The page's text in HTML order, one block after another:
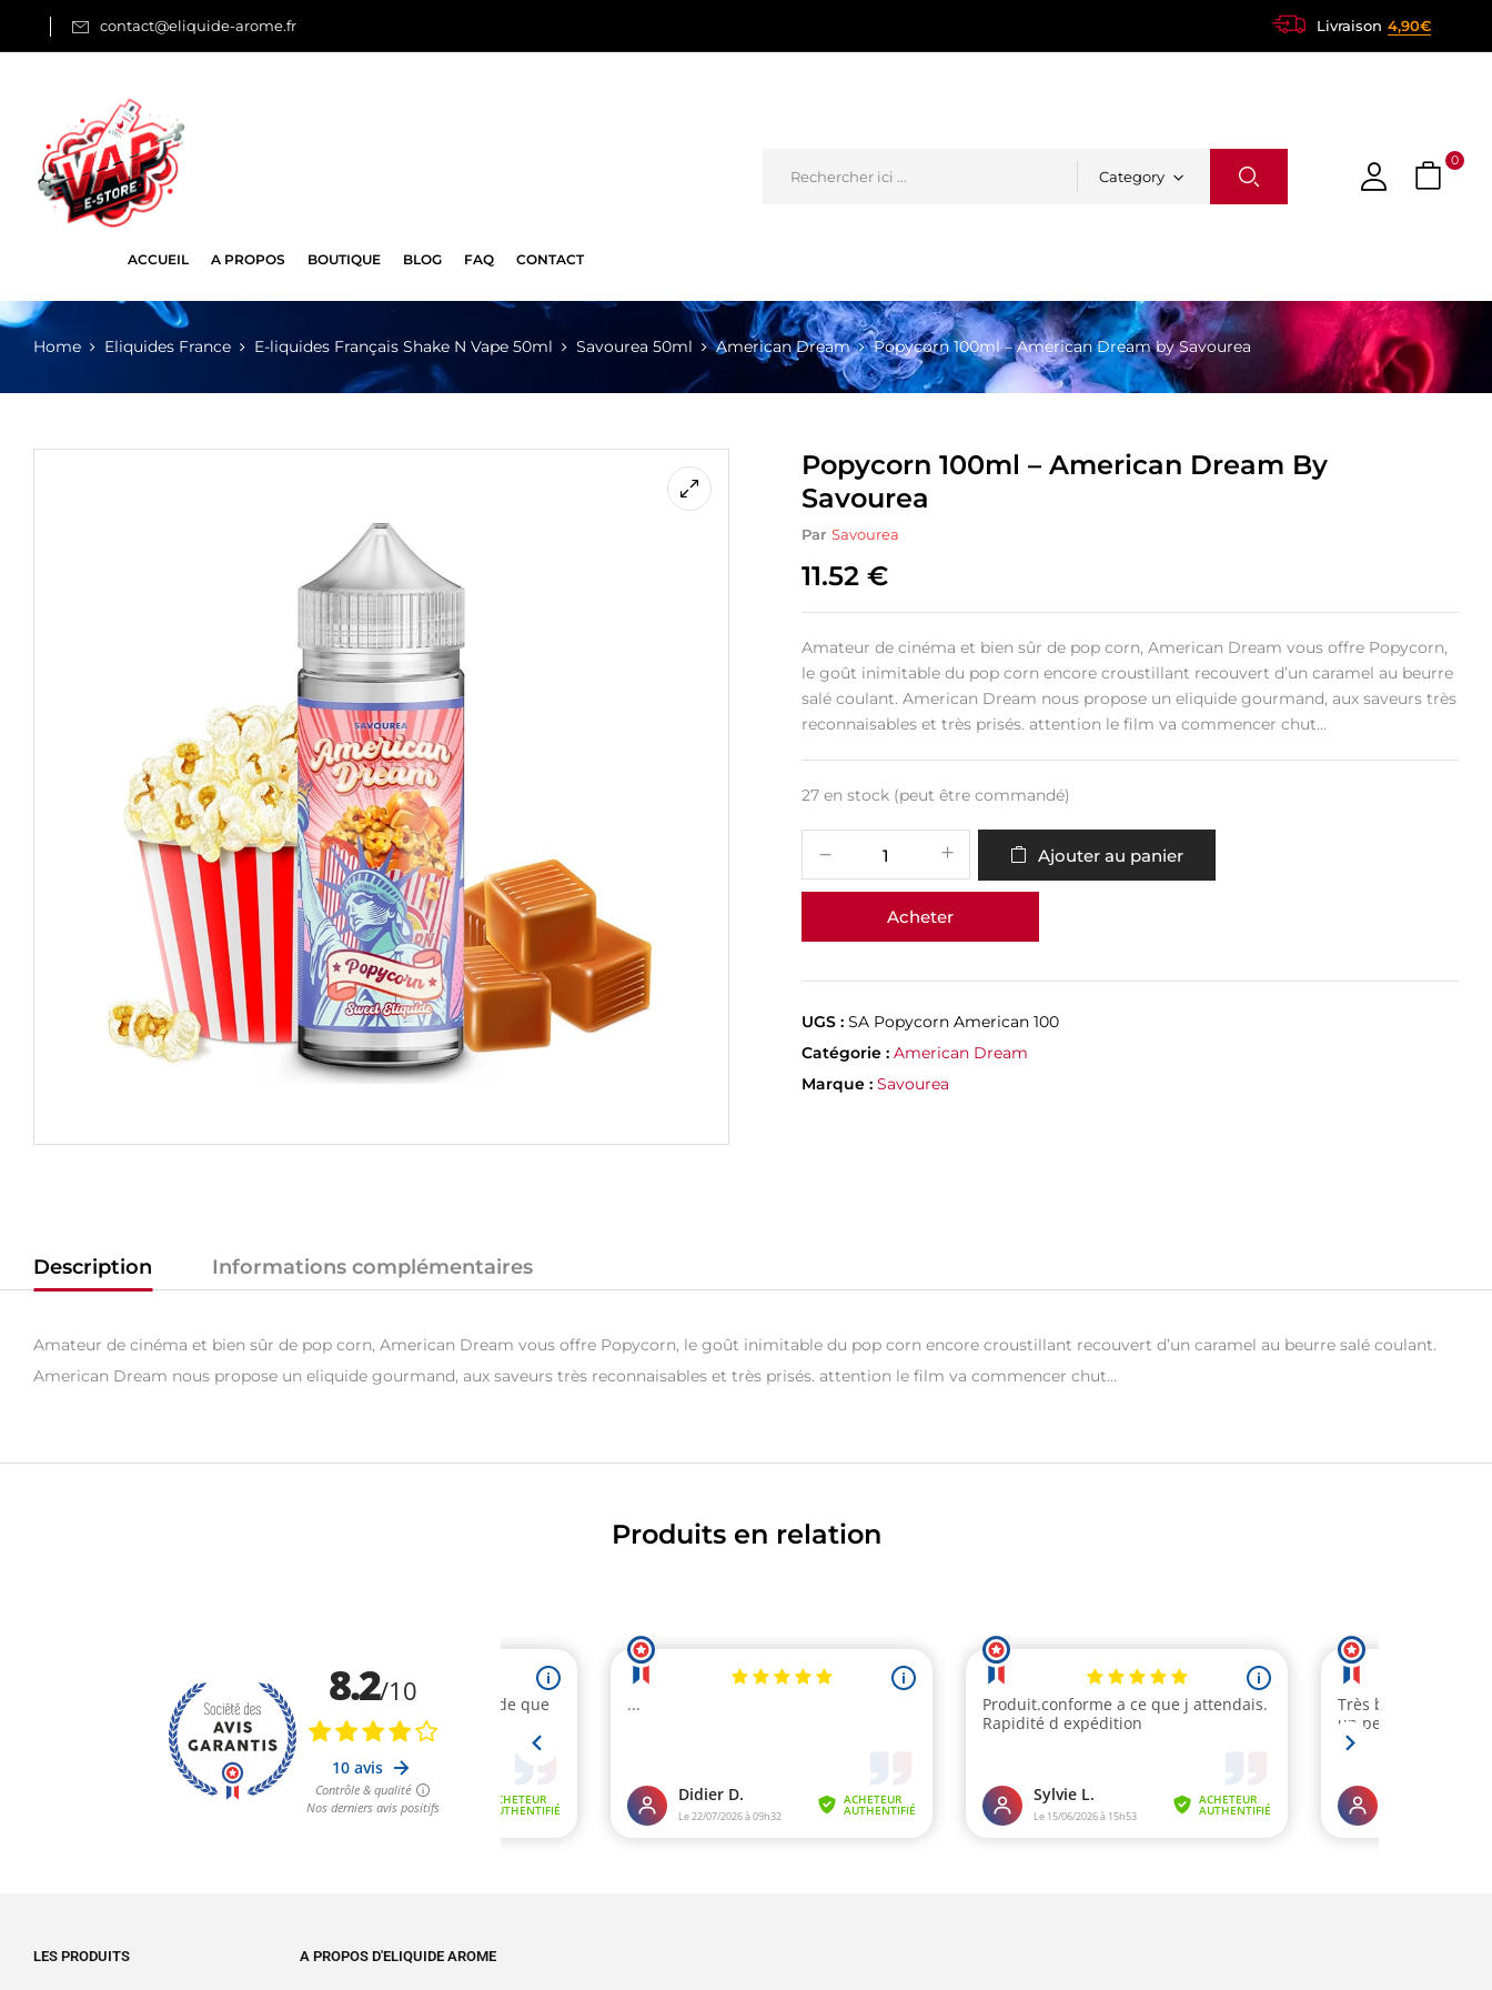
contact@eliquide-arome.fr Livraison 4,90€
ACCUEIL A PROPOS BOUTIQUE BLOG FAQ CONTACT
Category
0
Home Eliquides France E-liquides Français Shake N Vape 50ml Savourea 50ml American Dream Popycorn 100ml – American Dream by Savourea
Popycorn 100ml – American Dream By
Savourea
Par Savourea
11.52 €
Amateur de cinéma et bien sûr de pop corn, American Dream vous offre Popycorn,
le goût inimitable du pop corn encore croustillant recouvert d’un caramel au beurre
salé coulant. American Dream nous propose un eliquide gourmand, aux saveurs très
reconnaisables et très prisés. attention le film va commencer chut…
27 en stock (peut être commandé)
Ajouter au panier
Acheter
UGS : SA Popycorn American 100
Catégorie : American Dream
Marque : Savourea
Description Informations complémentaires
Amateur de cinéma et bien sûr de pop corn, American Dream vous offre Popycorn, le goût inimitable du pop corn encore croustillant recouvert d’un caramel au beurre salé coulant.
American Dream nous propose un eliquide gourmand, aux saveurs très reconnaisables et très prisés. attention le film va commencer chut…
Produits en relation
LES PRODUITS A PROPOS D'ELIQUIDE AROME